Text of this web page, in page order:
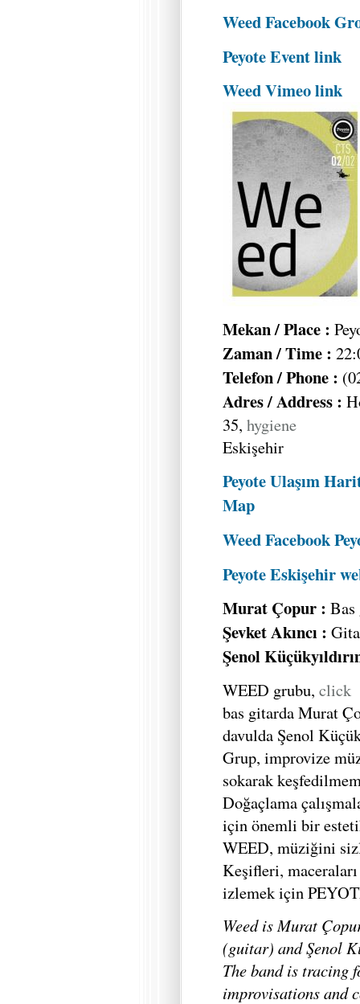
Weed Facebook
Peyote Event link
Weed Vimeo link
Mekan / Place :
Zaman / Time :
Telefon / Phone :
Adres / Address :
35, hygiene
Eskişehir
Peyote Ulaşım
Map
Weed Facebook
Peyote Eskişehir
Murat Çopur :
Şevket Akıncı :
Şenol
WEED grubu, click
bas gitarda Murat
davulda Şenol
Grup, improvize
sokarak
Doğaçlama
için önemli bir
WEED, müziğini
Keşifleri, maceraları
izlemek için
Weed is Murat
(guitar) and Şenol
The band is tracing
improvisations and